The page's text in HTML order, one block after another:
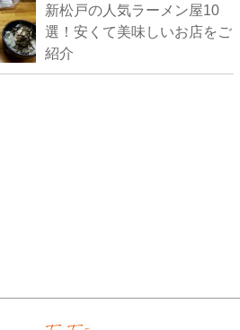
新松戸の人気ラーメン屋10
選！安くて美味しいお店をご
紹介